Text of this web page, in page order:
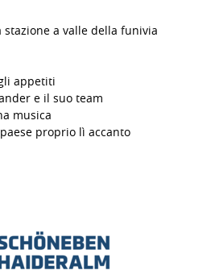
stazione a valle della funivia
appetiti
e il suo team
musica
proprio lì accanto